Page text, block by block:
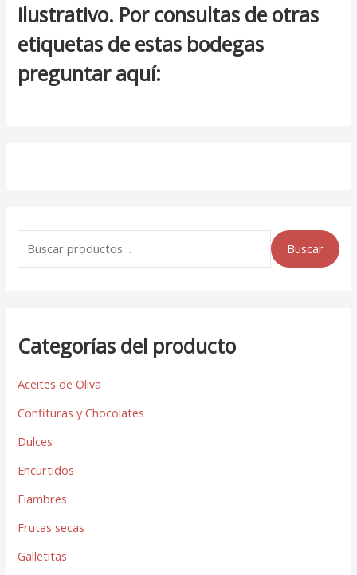
ilustrativo. Por consultas de otras
etiquetas de estas bodegas
preguntar aquí:
Buscar
Categorías del producto
Aceites de Oliva
Confituras y Chocolates
Dulces
Encurtidos
Fiambres
Frutas secas
Galletitas